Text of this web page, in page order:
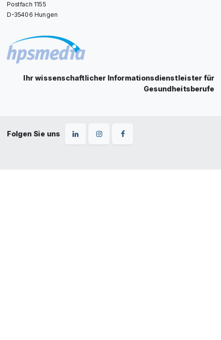
Postfach 1155
D-35406 Hungen
Ihr wissenschaftlicher Informationsdienstleister für
Gesundheitsberufe
Folgen Sie uns